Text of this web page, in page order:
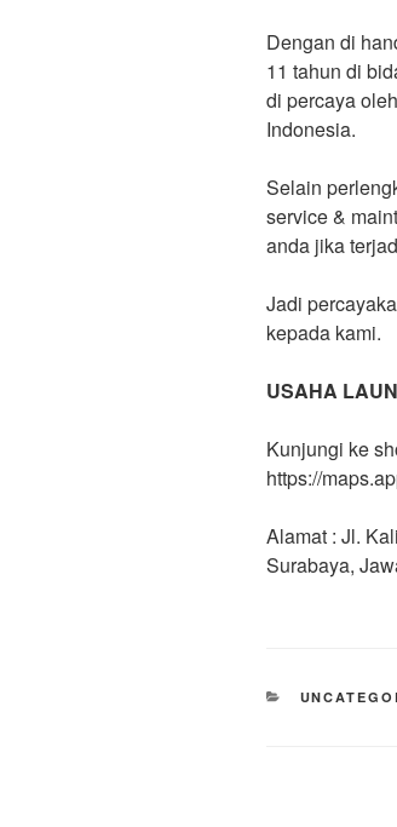
Dengan di
11 tahun di
di percaya
Indonesia.
Selain
service &
anda jika
Jadi
kepada kami.
USAHA
Kunjungi ke
https://
Alamat : Jl.
Surabaya,